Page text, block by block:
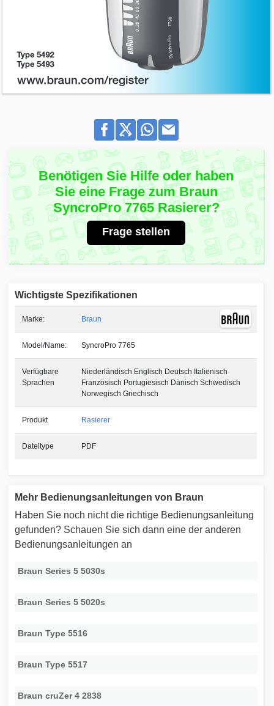
Benötigen Sie Hilfe oder haben
Sie eine Frage zum Braun
SyncroPro 7765 Rasierer?
Frage stellen
Wichtigste Spezifikationen
Marke: Braun
Model/Name: SyncroPro 7765
Verfügbare
Sprachen
Niederländisch Englisch Deutsch Italienisch
Französisch Portugiesisch Dänisch Schwedisch
Norwegisch Griechisch
Produkt Rasierer
Dateitype PDF
Mehr Bedienungsanleitungen von Braun
Haben Sie noch nicht die richtige Bedienungsanleitung
gefunden? Schauen Sie sich dann eine der anderen
Bedienungsanleitungen an
Braun Series 5 5030s
Braun Series 5 5020s
Braun Type 5516
Braun Type 5517
Braun cruZer 4 2838